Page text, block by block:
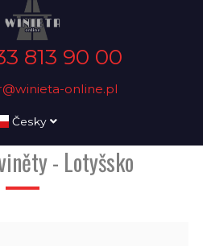
813 90 00
online.pl
Česky
- Lotyšsko